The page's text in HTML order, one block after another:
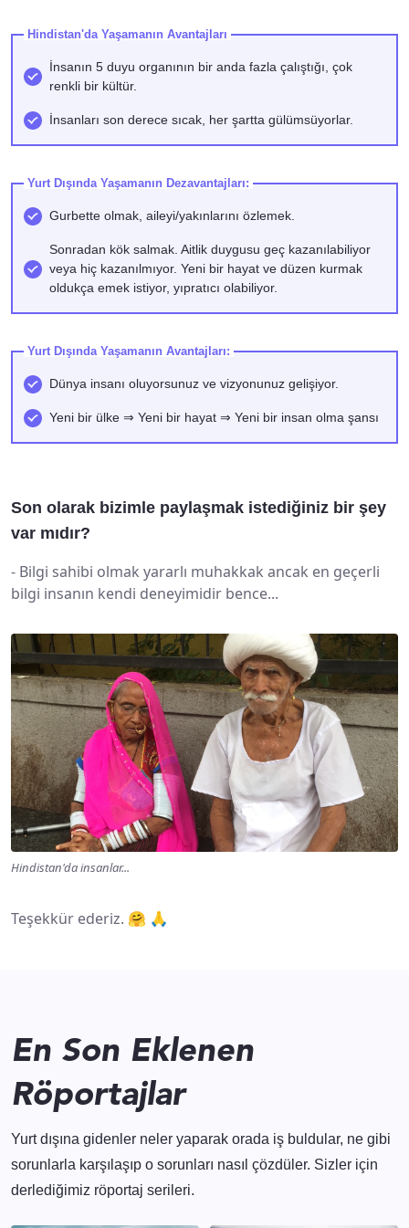
Hindistan'da Yaşamanın Avantajları
İnsanın 5 duyu organının bir anda fazla çalıştığı, çok
renkli bir kültür.
İnsanları son derece sıcak, her şartta gülümsüyorlar.
Yurt Dışında Yaşamanın Dezavantajları:
Gurbette olmak, aileyi/yakınlarını özlemek.
Sonradan kök salmak. Aitlik duygusu geç kazanılabiliyor
veya hiç kazanılmıyor. Yeni bir hayat ve düzen kurmak
oldukça emek istiyor, yıpratıcı olabiliyor.
Yurt Dışında Yaşamanın Avantajları:
Dünya insanı oluyorsunuz ve vizyonunuz gelişiyor.
Yeni bir ülke ⇒ Yeni bir hayat ⇒ Yeni bir insan olma şansı
Son olarak bizimle paylaşmak istediğiniz bir şey
var mıdır?
- Bilgi sahibi olmak yararlı muhakkak ancak en geçerli
bilgi insanın kendi deneyimidir bence...
Hindistan'da insanlar...
Teşekkür ederiz. 🤗 🙏
En Son Eklenen
Röportajlar
Yurt dışına gidenler neler yaparak orada iş buldular, ne gibi
sorunlarla karşılaşıp o sorunları nasıl çözdüler. Sizler için
derlediğimiz röportaj serileri.